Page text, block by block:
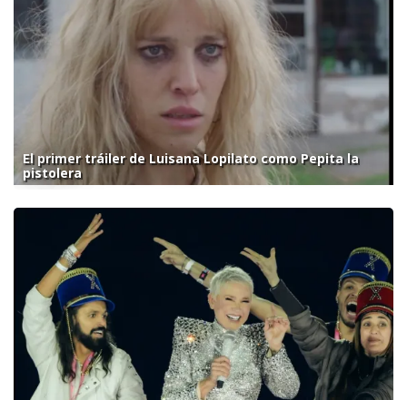
El primer tráiler de Luisana Lopilato como Pepita la
pistolera